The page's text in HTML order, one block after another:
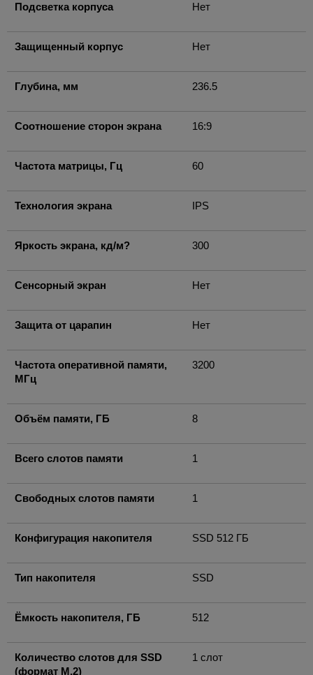
Подсветка корпуса Нет
Защищенный корпус Нет
Глубина, мм 236.5
Соотношение сторон экрана 16:9
Частота матрицы, Гц 60
Технология экрана IPS
Яркость экрана, кд/м? 300
Сенсорный экран Нет
Защита от царапин Нет
Частота оперативной памяти,
МГц
3200
Объём памяти, ГБ 8
Всего слотов памяти 1
Свободных слотов памяти 1
Конфигурация накопителя SSD 512 ГБ
Тип накопителя SSD
Ёмкость накопителя, ГБ 512
Количество слотов для SSD
(формат M.2)
1 слот